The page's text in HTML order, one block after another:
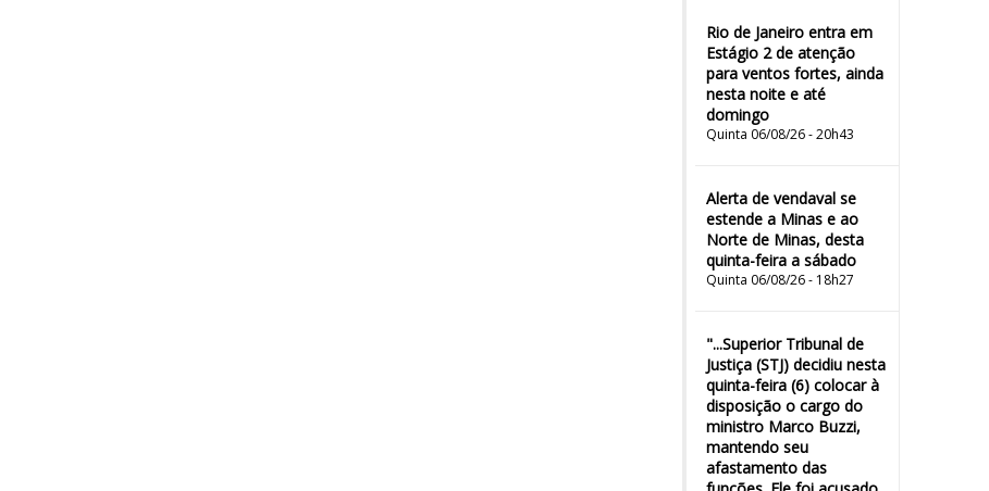
Rio de Janeiro entra em
Estágio 2 de atenção
para ventos fortes, ainda
nesta noite e até
domingo
Quinta 06/08/26 - 20h43
Alerta de vendaval se
estende a Minas e ao
Norte de Minas, desta
quinta-feira a sábado
Quinta 06/08/26 - 18h27
"...Superior Tribunal de
Justiça (STJ) decidiu nesta
quinta-feira (6) colocar à
disposição o cargo do
ministro Marco Buzzi,
mantendo seu
afastamento das